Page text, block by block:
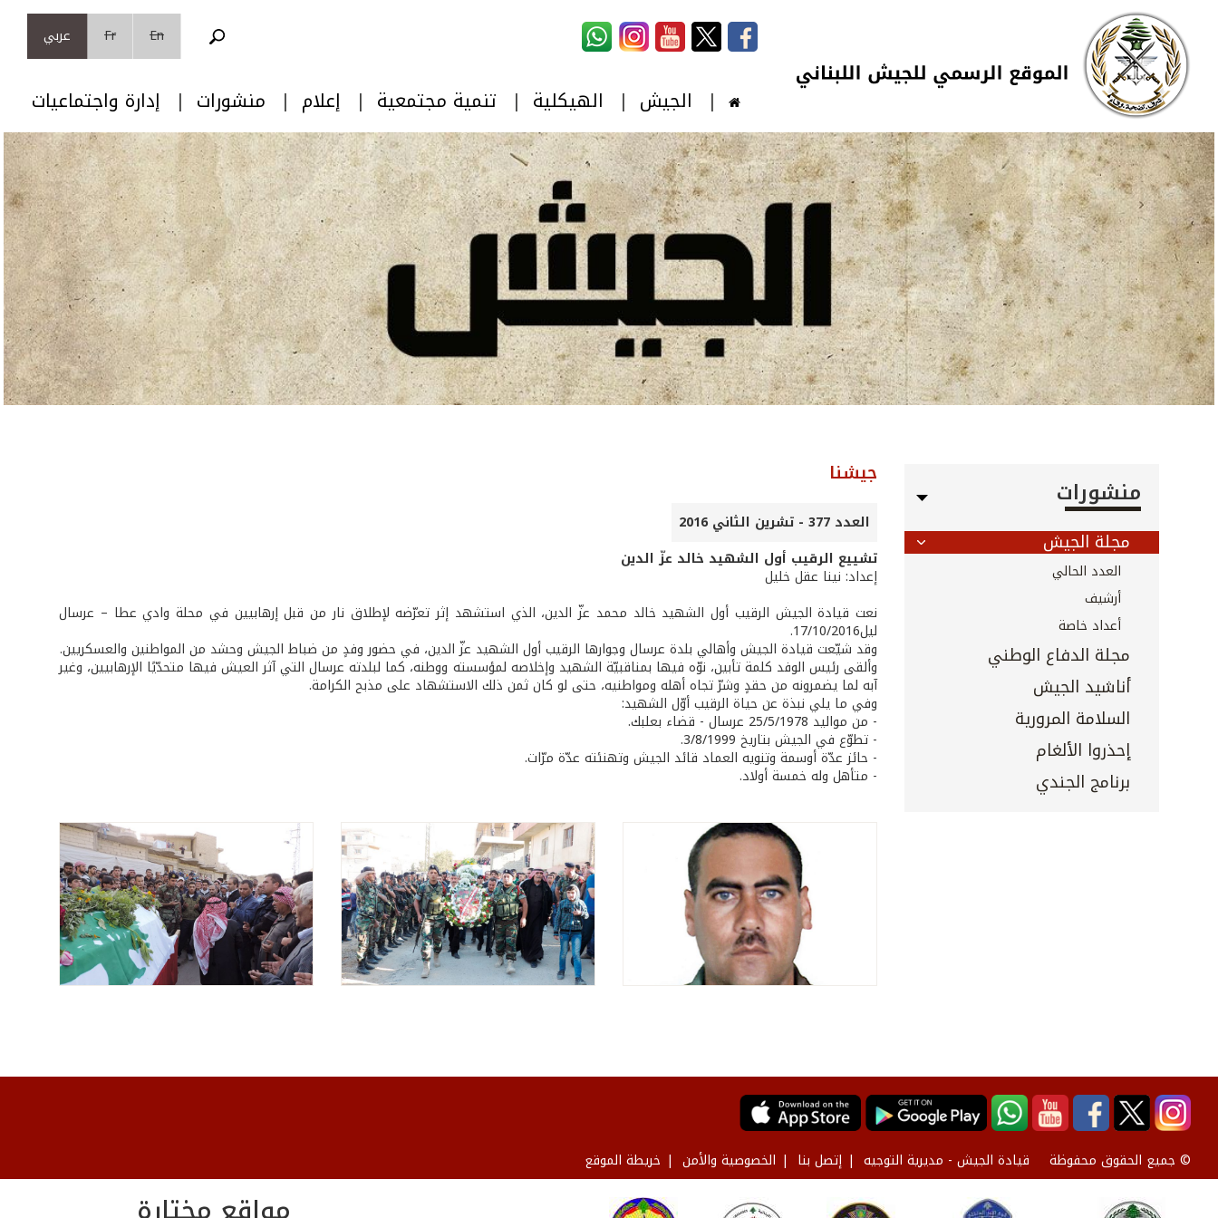
تجاوز إلى المحتوى الرئيسي
Skip to navigation
En
Fr عربي
الجيش الهيكلية تنمية مجتمعية إعلام منشورات إدارة واجتماعيات
منشورات
مجلة الجيش
العدد الحالي
أرشيف
أعداد خاصة
مجلة الدفاع الوطني
أناشيد الجيش
السلامة المرورية
إحذروا الألغام
برنامج الجندي
جيشنا
العدد 377 - تشرين الثاني 2016
تشييع الرقيب أول الشهيد خالد عزّ الدين
إعداد: نينا عقل خليل
نعت قيادة الجيش الرقيب أول الشهيد خالد محمد عزّ الدين، الذي استشهد إثر تعرّضه لإطلاق نار من قبل إرهابيين في محلة وادي عطا – عرسال
ليل17/10/2016.
وقد شيّعت قيادة الجيش وأهالي بلدة عرسال وجوارها الرقيب أول الشهيد عزّ الدين، في حضور وفدٍ من ضباط الجيش وحشد من المواطنين والعسكريين.
وألقى رئيس الوفد كلمة تأبين، نوّه فيها بمناقبيّة الشهيد وإخلاصه لمؤسسته ووطنه، كما لبلدته عرسال التي آثر العيش فيها متحدّيًا الإرهابيين، وغير
آبه لما يضمرونه من حقدٍ وشرّ تجاه أهله ومواطنيه، حتى لو كان ثمن ذلك الاستشهاد على مذبح الكرامة.
وفي ما يلي نبذة عن حياة الرقيب أوّل الشهيد:
- من مواليد 25/5/1978 عرسال - قضاء بعلبك.
- تطوّع في الجيش بتاريخ 3/8/1999.
- حائز عدّة أوسمة وتنويه العماد قائد الجيش وتهنئته عدّة مرّات.
- متأهل وله خمسة أولاد.
© جميع الحقوق محفوظة قيادة الجيش - مديرية التوجيه إتصل بنا الخصوصية والأمن خريطة الموقع